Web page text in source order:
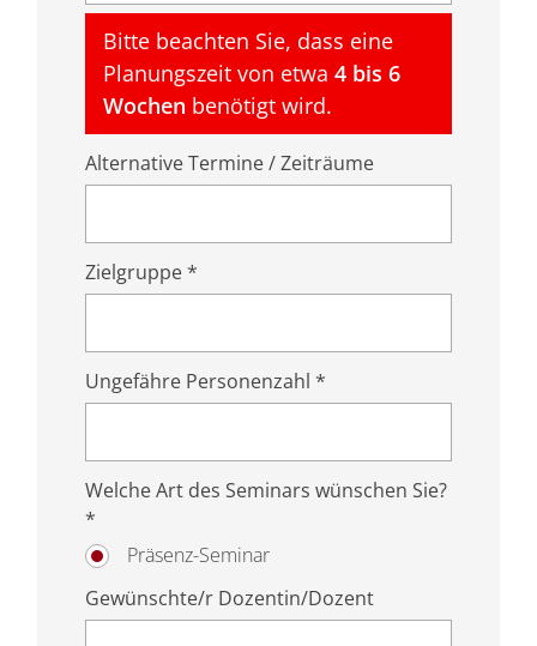
Bitte beachten Sie, dass eine
Planungszeit von etwa 4 bis 6
Wochen benötigt wird.
Alternative Termine / Zeiträume
Zielgruppe *
Ungefähre Personenzahl *
Welche Art des Seminars wünschen Sie?
*
Präsenz-Seminar
Gewünschte/r Dozentin/Dozent